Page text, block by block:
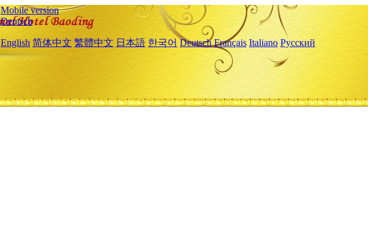
Mobile version
Deutsch
English 简体中文 繁體中文 日本語 한국어 Deutsch Français Italiano Русский